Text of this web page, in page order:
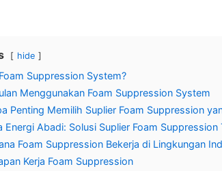
hide
Suppression System?
Menggunakan Foam Suppression System
Penting Memilih Suplier Foam Suppression
Energi Abadi: Solusi Suplier Foam
Foam Suppression Bekerja di Lingkungan
Kerja Foam Suppression